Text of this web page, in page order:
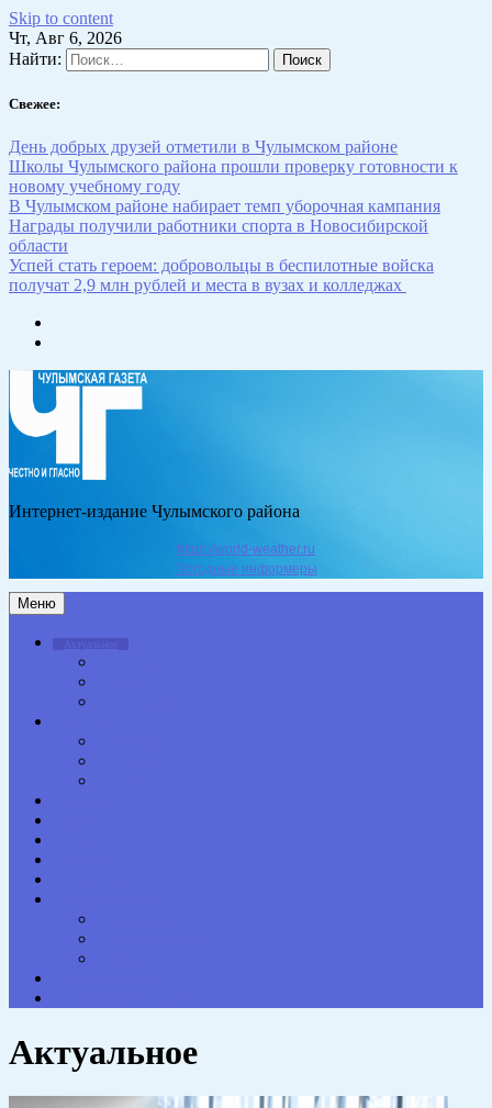
Skip to content
Чт, Авг 6, 2026
Найти:
Свежее:
День добрых друзей отметили в Чулымском районе
Школы Чулымского района прошли проверку готовности к
новому учебному году
В Чулымском районе набирает темп уборочная кампания
Награды получили работники спорта в Новосибирской
области
Успей стать героем: добровольцы в беспилотные войска
получат 2,9 млн рублей и места в вузах и колледжах
Интернет-издание Чулымского района
https://world-weather.ru
Погодные информеры
Меню
Актуальное
Актуальное